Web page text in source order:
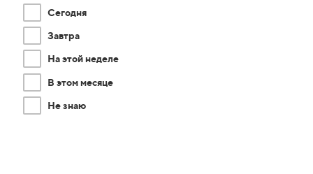
Сегодня
Завтра
На этой неделе
В этом месяце
Не знаю